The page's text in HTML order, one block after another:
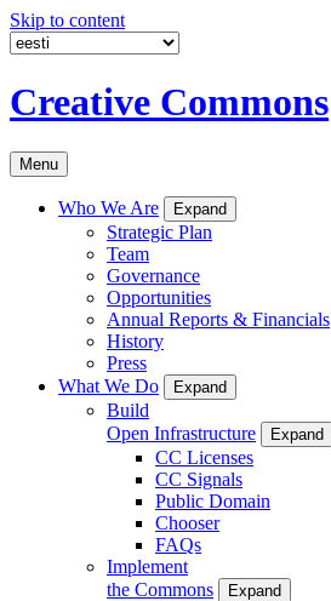
Skip to content
Creative Commons
Menu
Who We Are Expand
Strategic Plan
Team
Governance
Opportunities
Annual Reports & Financials
History
Press
What We Do
Expand
Build
Open Infrastructure
Expand
CC Licenses
CC Signals
Public Domain
Chooser
FAQs
Implement
the Commons
Expand